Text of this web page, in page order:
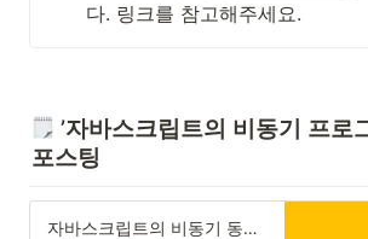
다. 링크를 참고해주세요.
’자바스크립트의 비동기 프로
포스팅
자바스크립트의 비동기 동시성 프로그래밍